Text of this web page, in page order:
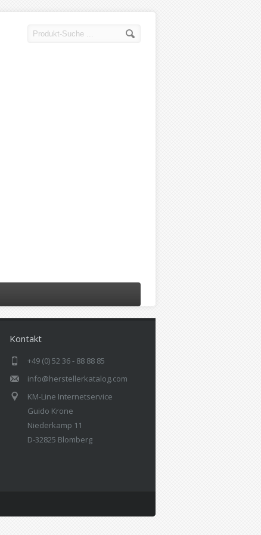
Kontakt
+49 (0) 52 36 - 88 88 85
info@herstellerkatalog.com
KM-Line Internetservice
Guido Krone
Niederkamp 11
D-32825 Blomberg